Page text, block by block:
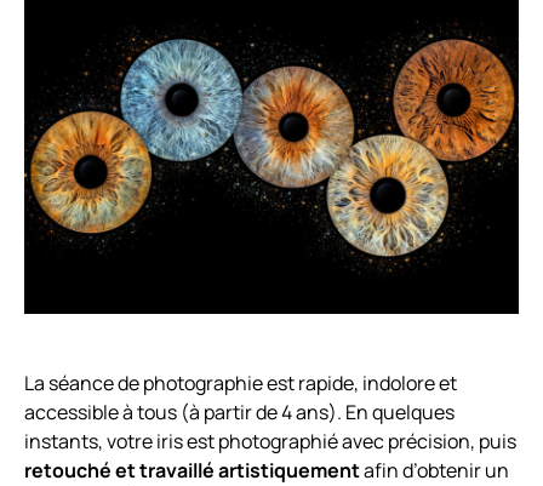
La séance de photographie est rapide, indolore et
accessible à tous (à partir de 4 ans). En quelques
instants, votre iris est photographié avec précision, puis
retouché et travaillé artistiquementafin d’obtenir un